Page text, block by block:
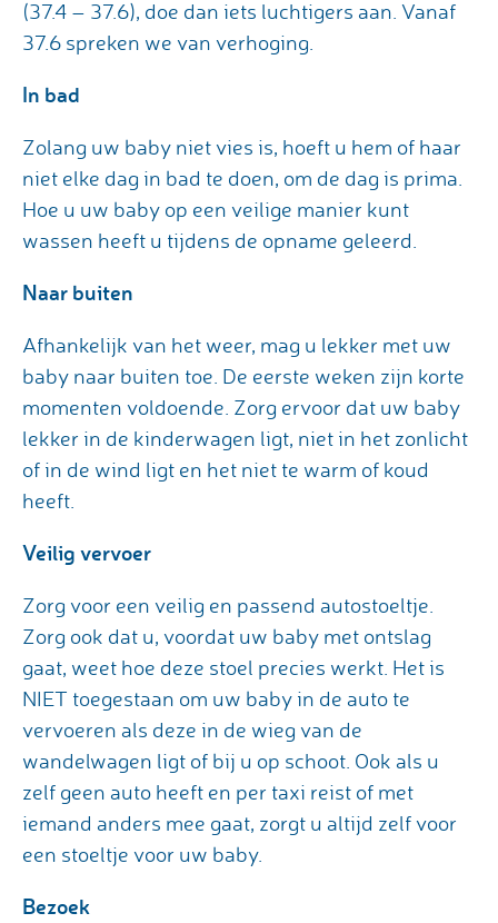
(37.4 – 37.6), doe dan iets luchtigers aan. Vanaf
37.6 spreken we van verhoging.
In bad
Zolang uw baby niet vies is, hoeft u hem of haar
niet elke dag in bad te doen, om de dag is prima.
Hoe u uw baby op een veilige manier kunt
wassen heeft u tijdens de opname geleerd.
Naar buiten
Afhankelijk van het weer, mag u lekker met uw
baby naar buiten toe. De eerste weken zijn korte
momenten voldoende. Zorg ervoor dat uw baby
lekker in de kinderwagen ligt, niet in het zonlicht
of in de wind ligt en het niet te warm of koud
heeft.
Veilig vervoer
Zorg voor een veilig en passend autostoeltje.
Zorg ook dat u, voordat uw baby met ontslag
gaat, weet hoe deze stoel precies werkt. Het is
NIET toegestaan om uw baby in de auto te
vervoeren als deze in de wieg van de
wandelwagen ligt of bij u op schoot. Ook als u
zelf geen auto heeft en per taxi reist of met
iemand anders mee gaat, zorgt u altijd zelf voor
een stoeltje voor uw baby.
Bezoek